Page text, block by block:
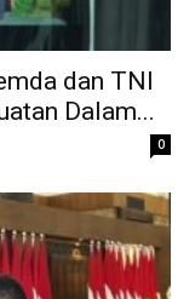
dan TNI
Dalam...
0